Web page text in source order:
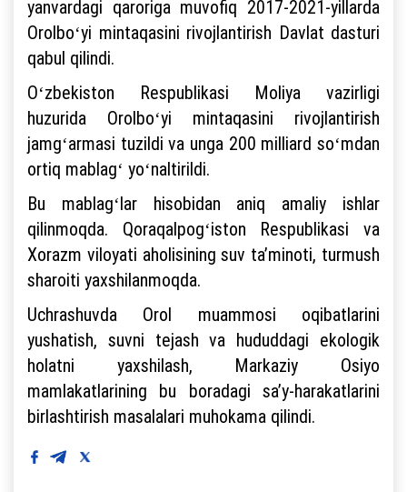
yanvardagi qaroriga muvofiq 2017-2021-yillarda
Orolboʻyi mintaqasini rivojlantirish Davlat dasturi
qabul qilindi.
Oʻzbekiston Respublikasi Moliya vazirligi
huzurida Orolboʻyi mintaqasini rivojlantirish
jamgʻarmasi tuzildi va unga 200 milliard soʻmdan
ortiq mablagʻ yoʻnaltirildi.
Bu mablagʻlar hisobidan aniq amaliy ishlar
qilinmoqda. Qoraqalpogʻiston Respublikasi va
Xorazm viloyati aholisining suv taʼminoti, turmush
sharoiti yaxshilanmoqda.
Uchrashuvda Orol muammosi oqibatlarini
yushatish, suvni tejash va hududdagi ekologik
holatni yaxshilash, Markaziy Osiyo
mamlakatlarining bu boradagi saʼy-harakatlarini
birlashtirish masalalari muhokama qilindi.